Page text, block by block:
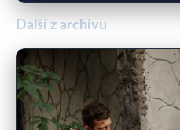
Další z archivu